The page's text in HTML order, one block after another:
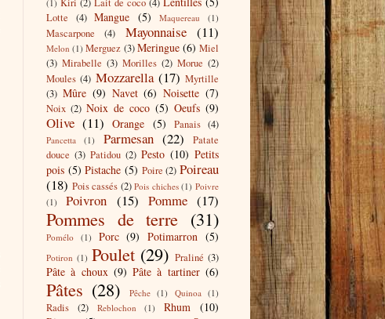
(1) Kiri (2) Lait de coco (4)
Lotte (4) Mangue (5) Maquereau (1)
Mascarpone (4) Mayonnaise (11)
Melon (1) Merguez (3) Meringue (6) Miel
(3) Mirabelle (3) Morilles (2) Morue (2)
Moules (4) Mozzarella (17) Myrtille
(3) Mûre (9) Navet (6) Noisette (7)
Noix (2) Noix de coco (5) Oeufs (9)
Olive (11) Orange (5) Panais (4)
Pancetta (1) Parmesan (22)
Patate
douce (3) Patidou (2) Pesto (10) Petits
pois (5) Pistache (5) Poire (2) Poireau
(18) Pois cassés (2) Pois chiches (1) Poivre
(1)
Poivron (15) Pomme (17)
Pommes de terre (31)
Pomélo (1) Porc (9) Potimarron (5)
Potiron (1) Poulet (29) Praliné (3)
Pâte à choux (9) Pâte à tartiner (6)
Pâtes (28) Pêche (1) Quinoa (1)
Radis (2) Reblochon (1) Rhum
(10)